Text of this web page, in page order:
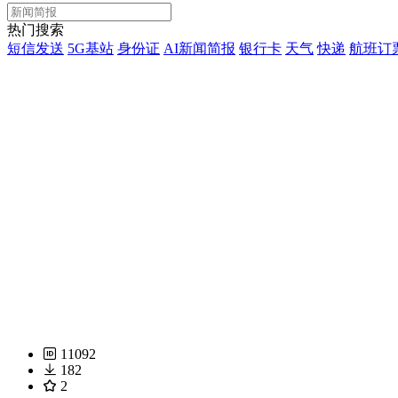
热门搜索
短信发送 5G基站 身份证 AI新闻简报 银行卡 天气 快递 航班订
11092
182
2